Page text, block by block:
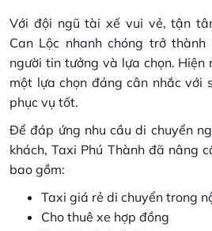
Với đội ngũ tài xế vui vẻ, tận
Can Lộc nhanh chóng trở
người tin tưởng và lựa chọn. Hiện
một lựa chọn đáng cân nhắc với
phục vụ tốt.
Để đáp ứng nhu cầu di chuyển
khách, Taxi Phú Thành đã nâng
bao gồm:
Taxi giá rẻ di chuyển trong
Cho thuê xe hợp đồng